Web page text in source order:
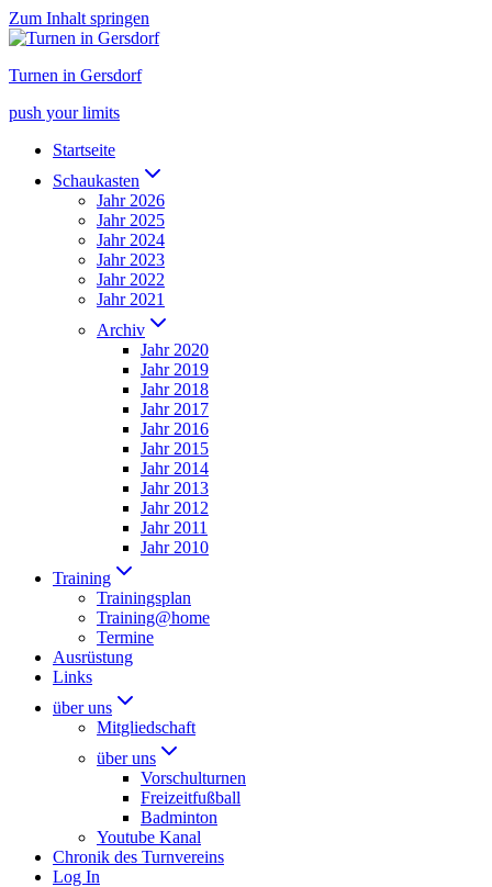
Zum Inhalt springen
Turnen in Gersdorf
push your limits
Startseite
Schaukasten
Jahr 2026
Jahr 2025
Jahr 2024
Jahr 2023
Jahr 2022
Jahr 2021
Archiv
Jahr 2020
Jahr 2019
Jahr 2018
Jahr 2017
Jahr 2016
Jahr 2015
Jahr 2014
Jahr 2013
Jahr 2012
Jahr 2011
Jahr 2010
Training
Trainingsplan
Training@home
Termine
Ausrüstung
Links
über uns
Mitgliedschaft
über uns
Vorschulturnen
Freizeitfußball
Badminton
Youtube Kanal
Chronik des Turnvereins
Log In